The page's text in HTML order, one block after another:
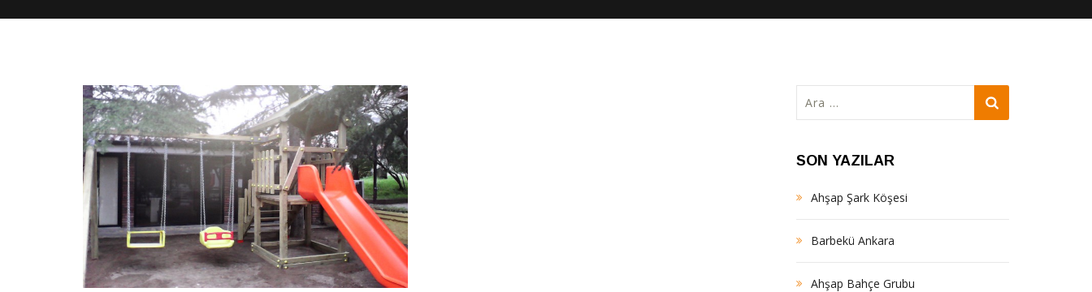
SON YAZILAR
Ahşap Şark Köşesi
Barbekü Ankara
Ahşap Bahçe Grubu